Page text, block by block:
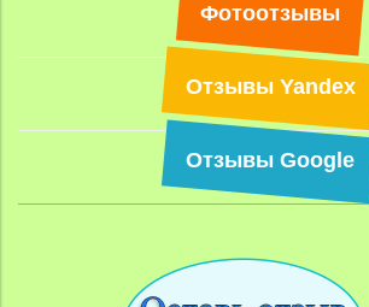
Фотоотзывы
Отзывы Yandex
Отзывы Google